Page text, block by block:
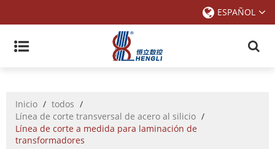
ESPAÑOL
Inicio / todos /
Línea de corte transversal de acero al silicio /
Línea de corte a medida para laminación de
transformadores